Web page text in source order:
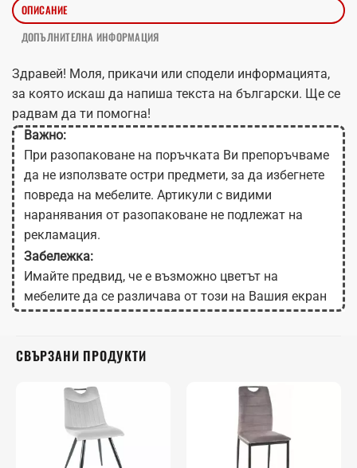
ОПИСАНИЕ
ДОПЪЛНИТЕЛНА ИНФОРМАЦИЯ
Здравей! Моля, прикачи или сподели информацията,
за която искаш да напиша текста на български. Ще се
радвам да ти помогна!
Важно:
При разопаковане на поръчката Ви препоръчваме
да не използвате остри предмети, за да избегнете
повреда на мебелите. Артикули с видими
наранявания от разопаковане не подлежат на
рекламация.
Забележка:
Имайте предвид, че е възможно цветът на
мебелите да се различава от този на Вашия екран
в зависимост от настройките на монитора.
СВЪРЗАНИ ПРОДУКТИ